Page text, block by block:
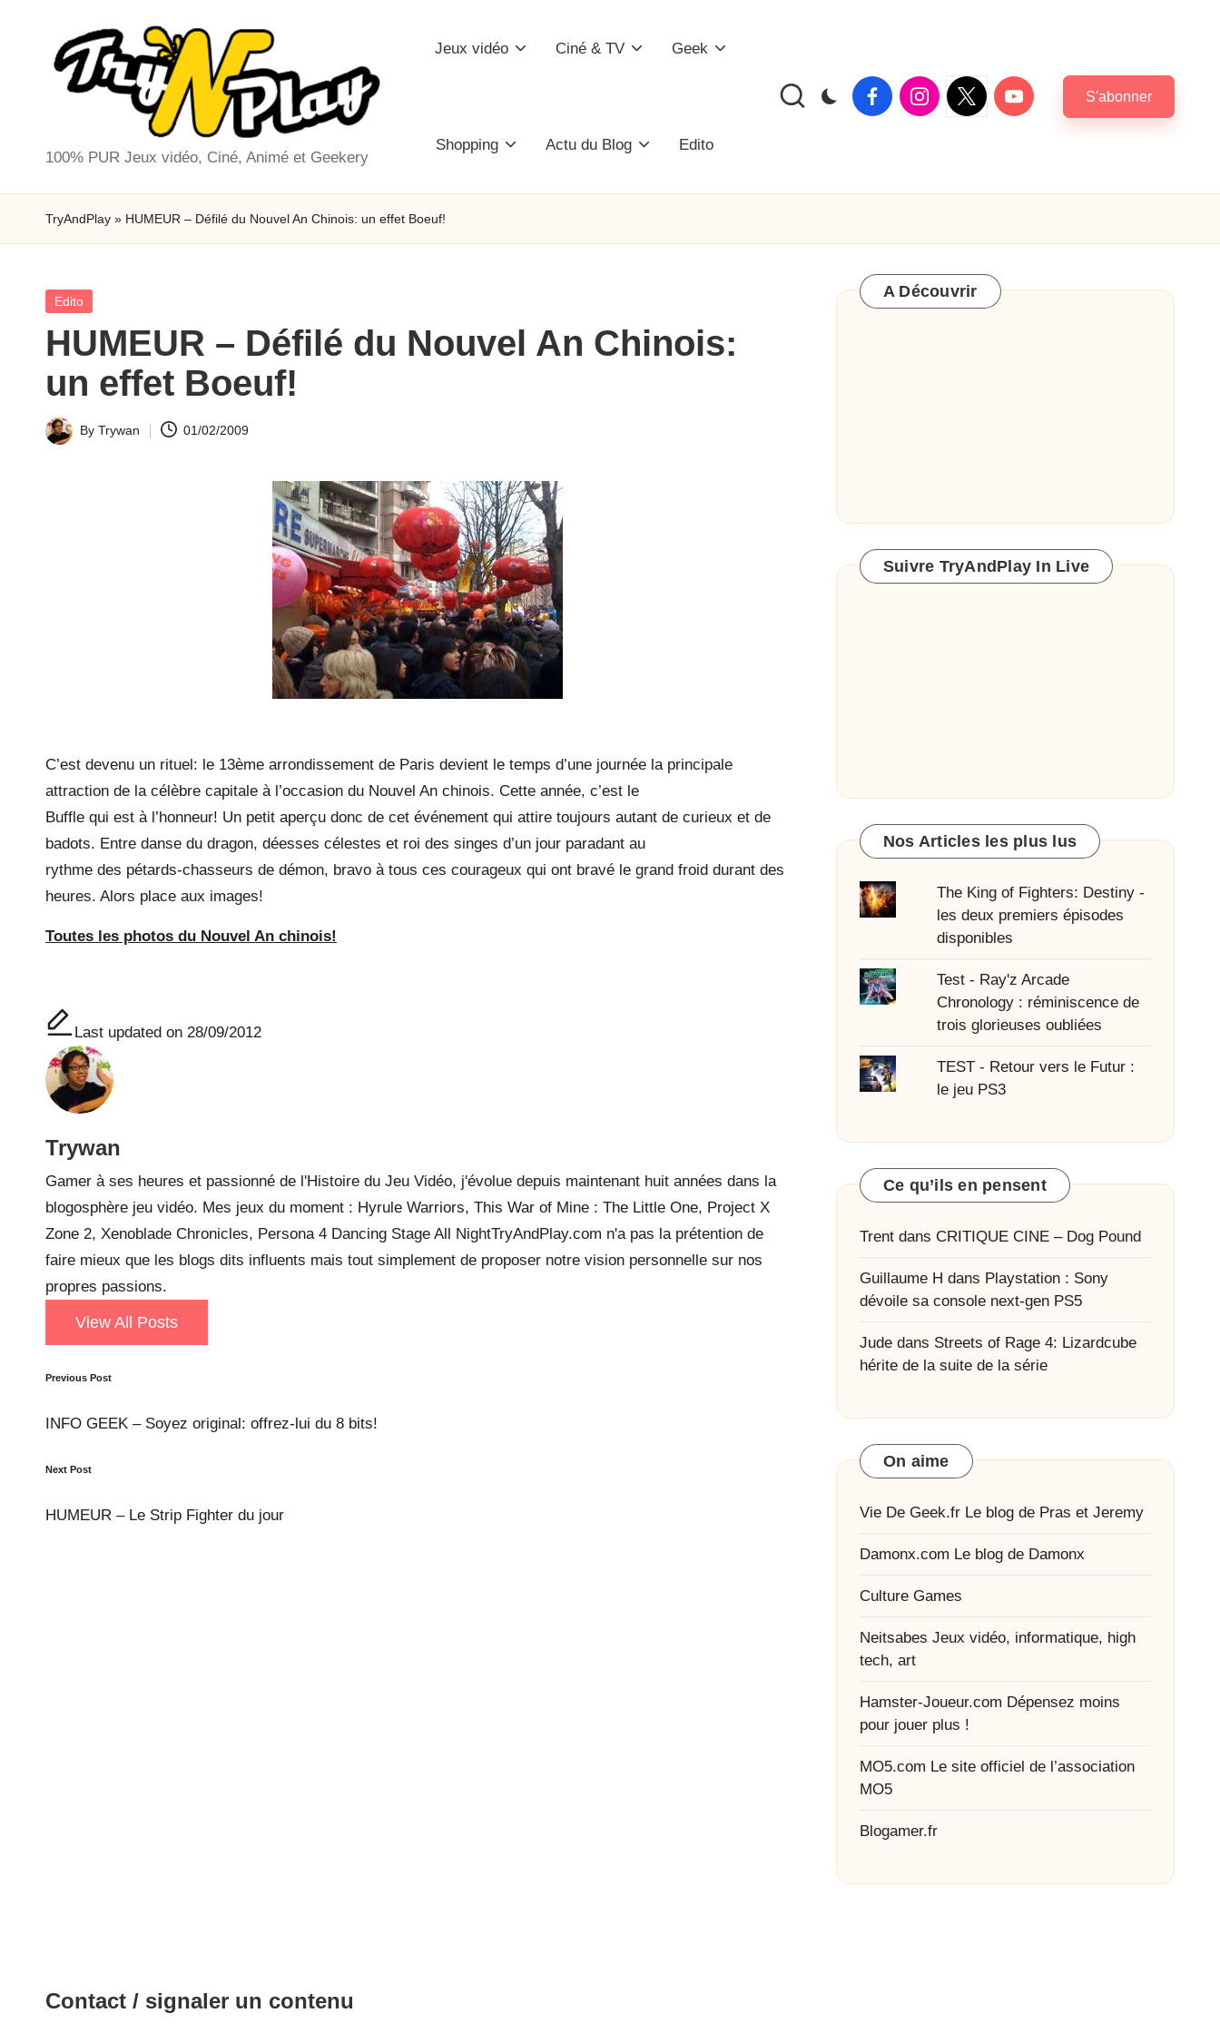
T
r
y
A
n
d
P
la
100% PUR Jeux vidéo, Ciné, Animé et Geekery
Jeux vidéo Ciné & TV Geek
Shopping Actu du Blog Edito
FacebookInstagram
X
Youtube S'abonner
TryAndPlay » HUMEUR – Défilé du Nouvel An Chinois: un effet Boeuf!
Posted
Edito
HUMEUR – Défilé du Nouvel An Chinois:
un effet Boeuf!
Posted
By Trywan 01/02/2009
C’est devenu un rituel: le 13ème arrondissement de Paris devient le temps d’une journée la principale
attraction de la célèbre capitale à l’occasion du Nouvel An chinois. Cette année, c’est le
Buffle qui est à l’honneur! Un petit aperçu donc de cet événement qui attire toujours autant de curieux et de
badots. Entre danse du dragon, déesses célestes et roi des singes d’un jour paradant au
rythme des pétards-chasseurs de démon, bravo à tous ces courageux qui ont bravé le grand froid durant des
heures. Alors place aux images!
Toutes les photos du Nouvel An chinois!
Last updated on 28/09/2012
Trywan
Gamer à ses heures et passionné de l'Histoire du Jeu Vidéo, j'évolue depuis maintenant huit années dans la
blogosphère jeu vidéo. Mes jeux du moment : Hyrule Warriors, This War of Mine : The Little One, Project X
Zone 2, Xenoblade Chronicles, Persona 4 Dancing Stage All NightTryAndPlay.com n'a pas la prétention de
faire mieux que les blogs dits influents mais tout simplement de proposer notre vision personnelle sur nos
propres passions.
View All Posts
Post
navigation
Previous Post
INFO GEEK – Soyez original: offrez-lui du 8 bits!
Next Post
HUMEUR – Le Strip Fighter du jour
A Découvrir
Suivre TryAndPlay In Live
Nos Articles les plus lus
The King of Fighters: Destiny -
les deux premiers épisodes
disponibles
Test - Ray'z Arcade
Chronology : réminiscence de
trois glorieuses oubliées
TEST - Retour vers le Futur :
le jeu PS3
Ce qu’ils en pensent
Trentdans CRITIQUE CINE – Dog Pound
Guillaume H dans Playstation : Sony
dévoile sa console next-gen PS5
Judedans Streets of Rage 4: Lizardcube
hérite de la suite de la série
On aime
Vie De Geek.frLe blog de Pras et Jeremy
Damonx.com Le blog de Damonx
Culture Games
Neitsabes Jeux vidéo, informatique, high
tech, art
Hamster-Joueur.com Dépensez moins
pour jouer plus !
MO5.com Le site officiel de l’association
MO5
Blogamer.fr
Contact / signaler un contenu